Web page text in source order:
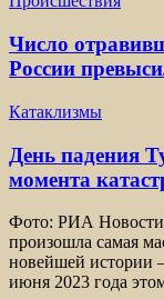
Число
России
Катаклизмы
День падения
момента
Фото: РИА
произошла самая
новейшей истории
июня 2023 года